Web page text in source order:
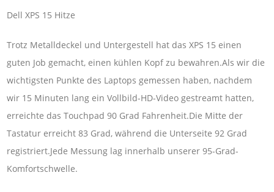
Dell XPS 15 Hitze
Trotz Metalldeckel und Untergestell hat das XPS 15 einen
guten Job gemacht, einen kühlen Kopf zu bewahren.Als wir die
wichtigsten Punkte des Laptops gemessen haben, nachdem
wir 15 Minuten lang ein Vollbild-HD-Video gestreamt hatten,
erreichte das Touchpad 90 Grad Fahrenheit.Die Mitte der
Tastatur erreicht 83 Grad, während die Unterseite 92 Grad
registriert.Jede Messung lag innerhalb unserer 95-Grad-
Komfortschwelle.